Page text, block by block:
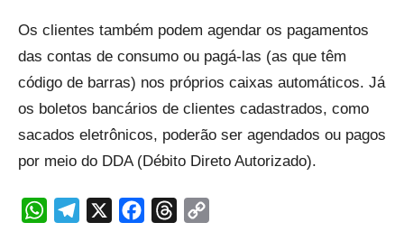
Os clientes também podem agendar os pagamentos
das contas de consumo ou pagá-las (as que têm
código de barras) nos próprios caixas automáticos. Já
os boletos bancários de clientes cadastrados, como
sacados eletrônicos, poderão ser agendados ou pagos
por meio do DDA (Débito Direto Autorizado).
WhatsAppTelegram FacebookThreads